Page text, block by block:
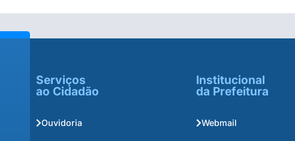
Serviços
ao Cidadão
Ouvidoria
Institucional
da Prefeitura
Webmail